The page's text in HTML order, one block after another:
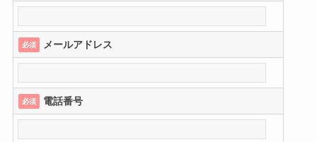
必須 メールアドレス
必須 電話番号